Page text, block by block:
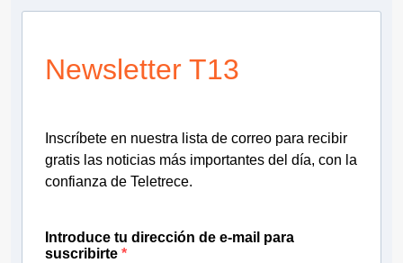
Newsletter T13
Inscríbete en nuestra lista de correo para recibir
gratis las noticias más importantes del día, con la
confianza de Teletrece.
Introduce tu dirección de e-mail para
suscribirte